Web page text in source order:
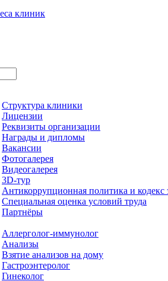
клиник
Структура клиники
Лицензии
Реквизиты организации
Награды и дипломы
Вакансии
Фотогалерея
Видеогалерея
3D-тур
Антикоррупционная политика и кодекс
Специальная оценка условий труда
Партнёры
Аллерголог-иммунолог
Анализы
Взятие анализов на дому
Гастроэнтеролог
Гинеколог